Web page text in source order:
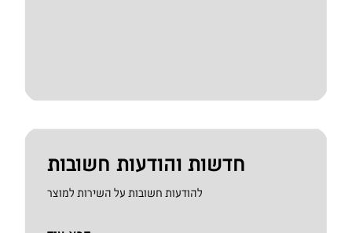
חדשות והודעות חשובות
להודעות חשובות על השירות למוצר